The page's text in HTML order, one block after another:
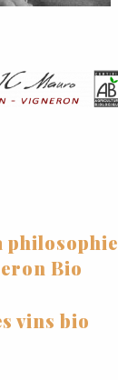
philosophie
Bio
vins bio